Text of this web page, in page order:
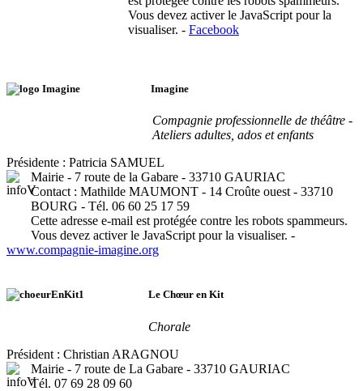
Vous devez activer le JavaScript pour la
visualiser. - Facebook
Imagine
Compagnie professionnelle de théâtre -
Ateliers adultes, ados et enfants
Présidente : Patricia SAMUEL
Mairie - 7 route de la Gabare - 33710 GAURIAC
Contact : Mathilde MAUMONT - 14 Croûte ouest - 33710
BOURG - Tél. 06 60 25 17 59
Cette adresse e-mail est protégée contre les robots spammeurs.
Vous devez activer le JavaScript pour la visualiser. -
www.compagnie-imagine.org
Le Chœur en Kit
Chorale
Président : Christian ARAGNOU
Mairie - 7 route de La Gabare - 33710 GAURIAC
Tél. 07 69 28 09 60